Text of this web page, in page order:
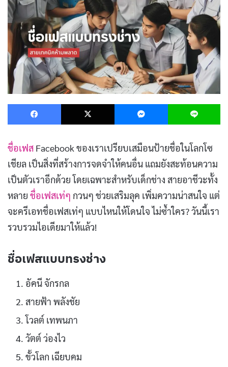
Facebook X Messenger
ชื่อเฟส Facebook ของเราเปรียบเสมือนป้ายชื่อในโลกโซ
เชียล เป็นสิ่งที่สร้างการจดจำให้คนอื่น แถมยังสะท้อนความ
เป็นตัวเราอีกด้วย โดยเฉพาะสำหรับเด็กช่าง สายอาชีวะทั้ง
หลาย ชื่อเฟสเท่ๆ กวนๆ ช่วยเสริมลุค เพิ่มความน่าสนใจ แต่
จะครีเอทชื่อเฟสเท่ๆ แบบไหนให้โดนใจ ไม่ซ้ำใคร? วันนี้เรา
รวบรวมไอเดียมาให้แล้ว!
ชื่อเฟสแบบทรงช่าง
อัคนี จักรกล
สายฟ้า พลังชัย
โวลต์ เทพนภา
วัตต์ ว่องไว
ขั้วโลก เฉียบคม